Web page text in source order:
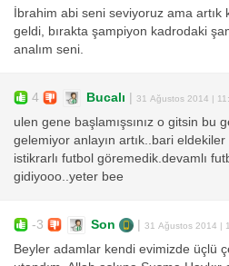
İbrahim abi seni seviyoruz ama artık
geldi, bırakta şampiyon kadrodaki
analım seni.
4 Bucalı | 31 Ağustos 2014 |
ulen gene başlamışsınız o gitsin bu
gelemiyor anlayın artık..bari
istikrarlı futbol göremedik.devamlı
gidiyooo..yeter bee
-3 Son | 31 Ağustos 2014 |
Beyler adamlar kendi evimizde üçlü